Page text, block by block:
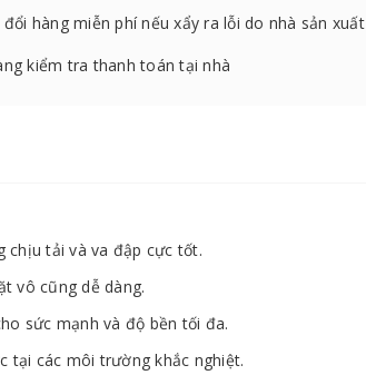
đổi hàng miễn phí nếu xẩy ra lỗi do nhà sản xuất
kiểm tra thanh toán tại nhà
chịu tải và va đập cực tốt.
vô cũng dễ dàng.
sức mạnh và độ bền tối đa.
tại các môi trường khắc nghiệt.